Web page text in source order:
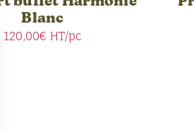
Blanc
120,00€ HT/pc